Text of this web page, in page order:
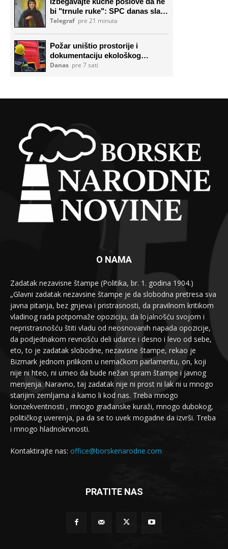
O NAMA
Zadatak nezavisne štampe (Politika, br. 1. godina 1904.)
„Glavni zadatak nezavsine štampe je da slobodna pretresa sva
javna pitanja, bez gnjeva i pristrasnosti, da pravilnom kritikom
vladinog rada potpomaže opoziciju, da lojalnošću svojom i
nepristrasnošću štiti vladu od neosnovanih napada opozicije,
da podjednakom revnošću deli udarce i desno i levo od sebe,
eto, to je zadatak slobodne, nezavisne štampe, rekao je
Bizmark jednom prilikom u nemačkom parlamentu, on, koji
nije ni hteo, ni umeo da bude nežan spram štampe i javnog
menjenja. Naravno, taj zadatak nije ni prost ni lak ni u mnogo
starijim zemljama a kamo li kod nas. Treba mnogo
konzekventnosti , mnogo građanske kuraži, mnogo dubokog,
političkog uverenja, pa da se to uvek mogadne da izvrši. Treba
i mnogo hladnokrvnosti.
Kontaktirajte nas: office@borskenarodne.com
PRATITE NAS